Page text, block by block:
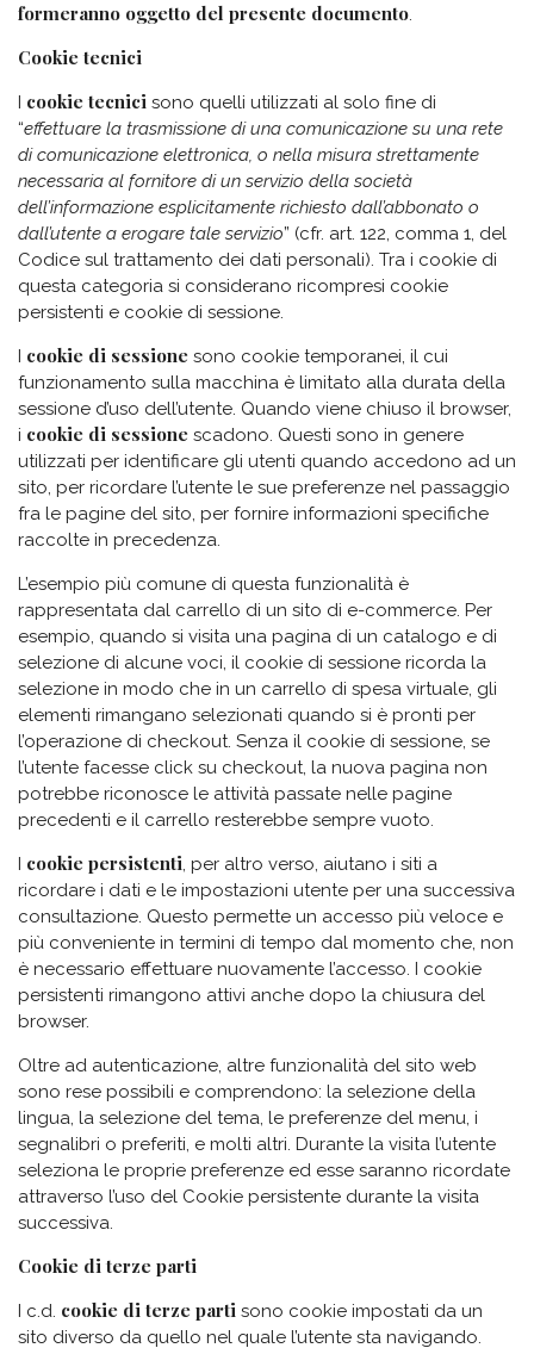
formeranno oggetto del presente documento.
Cookie tecnici
I cookie tecnici sono quelli utilizzati al solo fine di
“effettuare la trasmissione di una comunicazione su una rete
di comunicazione elettronica, o nella misura strettamente
necessaria al fornitore di un servizio della società
dell’informazione esplicitamente richiesto dall’abbonato o
dall’utente a erogare tale servizio” (cfr. art. 122, comma 1, del
Codice sul trattamento dei dati personali). Tra i cookie di
questa categoria si considerano ricompresi cookie
persistenti e cookie di sessione.
I cookie di sessione sono cookie temporanei, il cui
funzionamento sulla macchina è limitato alla durata della
sessione d’uso dell’utente. Quando viene chiuso il browser,
i cookie di sessione scadono. Questi sono in genere
utilizzati per identificare gli utenti quando accedono ad un
sito, per ricordare l’utente le sue preferenze nel passaggio
fra le pagine del sito, per fornire informazioni specifiche
raccolte in precedenza.
L’esempio più comune di questa funzionalità è
rappresentata dal carrello di un sito di e-commerce. Per
esempio, quando si visita una pagina di un catalogo e di
selezione di alcune voci, il cookie di sessione ricorda la
selezione in modo che in un carrello di spesa virtuale, gli
elementi rimangano selezionati quando si è pronti per
l’operazione di checkout. Senza il cookie di sessione, se
l’utente facesse click su checkout, la nuova pagina non
potrebbe riconosce le attività passate nelle pagine
precedenti e il carrello resterebbe sempre vuoto.
I cookie persistenti, per altro verso, aiutano i siti a
ricordare i dati e le impostazioni utente per una successiva
consultazione. Questo permette un accesso più veloce e
più conveniente in termini di tempo dal momento che, non
è necessario effettuare nuovamente l’accesso. I cookie
persistenti rimangono attivi anche dopo la chiusura del
browser.
Oltre ad autenticazione, altre funzionalità del sito web
sono rese possibili e comprendono: la selezione della
lingua, la selezione del tema, le preferenze del menu, i
segnalibri o preferiti, e molti altri. Durante la visita l’utente
seleziona le proprie preferenze ed esse saranno ricordate
attraverso l’uso del Cookie persistente durante la visita
successiva.
Cookie di terze parti
I c.d. cookie di terze parti sono cookie impostati da un
sito diverso da quello nel quale l’utente sta navigando.